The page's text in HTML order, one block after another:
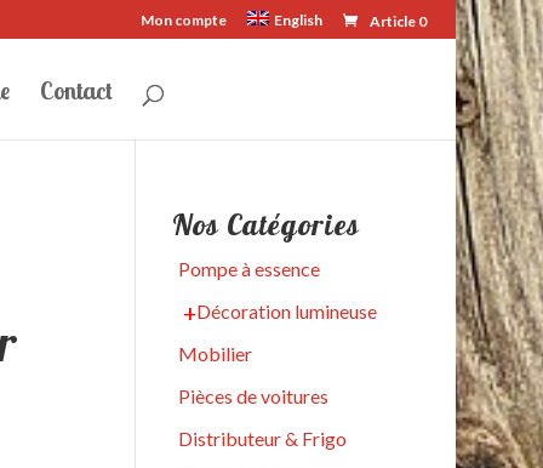
Mon compte English Article 0
Contact
Nos Catégories
Pompe à essence
Décoration lumineuse
Mobilier
Pièces de voitures
Distributeur & Frigo